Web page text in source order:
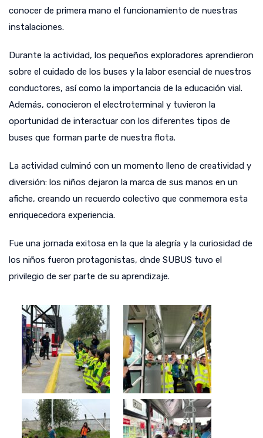
conocer de primera mano el funcionamiento de nuestras
instalaciones.
Durante la actividad, los pequeños exploradores aprendieron
sobre el cuidado de los buses y la labor esencial de nuestros
conductores, así como la importancia de la educación vial.
Además, conocieron el electroterminal y tuvieron la
oportunidad de interactuar con los diferentes tipos de
buses que forman parte de nuestra flota.
La actividad culminó con un momento lleno de creatividad y
diversión: los niños dejaron la marca de sus manos en un
afiche, creando un recuerdo colectivo que conmemora esta
enriquecedora experiencia.
Fue una jornada exitosa en la que la alegría y la curiosidad de
los niños fueron protagonistas, dnde SUBUS tuvo el
privilegio de ser parte de su aprendizaje.